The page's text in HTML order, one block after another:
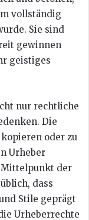
vollständig
Sie sind
gewinnen
geistiges
nur rechtliche
Die
oder zu
Urheber
Mittelpunkt der
dass
Stile geprägt
Urheberrechte